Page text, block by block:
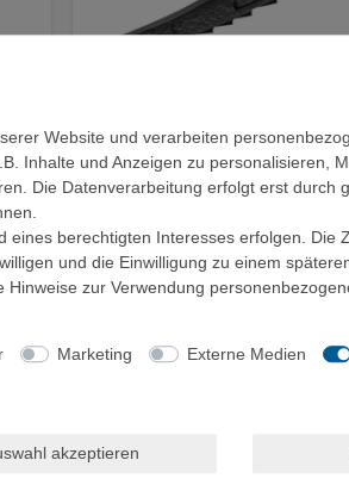
Black Diamond Hot Forged Alpine
Haue
Website und verarbeiten
Inhalte und Anzeigen zu personalisieren,
Die Datenverarbeitung erfolgt erst durch
berechtigten Interesses erfolgen. Die
und die Einwilligung zu einem
Hinweise zur Verwendung
Marketing Externe Medien
akzeptieren